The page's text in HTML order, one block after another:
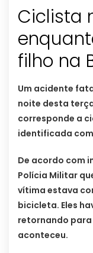
Ciclista
filho na
Um acidente
noite desta
corresponde a
identificada
De acordo com
Polícia Militar
vítima estava
bicicleta. Eles
retornando
aconteceu.